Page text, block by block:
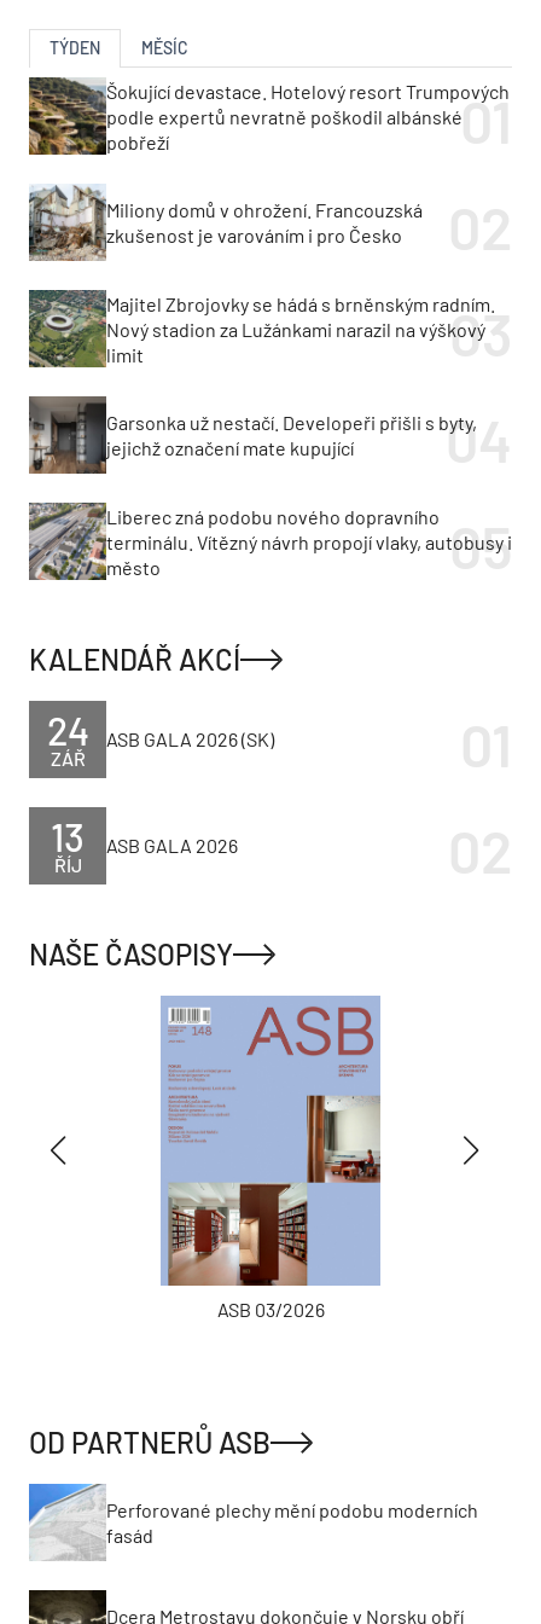
TÝDEN MĚSÍC
Šokující devastace. Hotelový resort Trumpových
podle expertů nevratně poškodil albánské
pobřeží
Miliony domů v ohrožení. Francouzská
zkušenost je varováním i pro Česko
Majitel Zbrojovky se hádá s brněnským radním.
Nový stadion za Lužánkami narazil na výškový
limit
Garsonka už nestačí. Developeři přišli s byty,
jejichž označení mate kupující
Liberec zná podobu nového dopravního
terminálu. Vítězný návrh propojí vlaky, autobusy i
město
KALENDÁŘ AKCÍ
ZÁŘ
24 ASB GALA 2026 (SK)
ŘÍJ
13 ASB GALA 2026
NAŠE ČASOPISY
ASB 03/2026
OD PARTNERŮ ASB
Perforované plechy mění podobu moderních
fasád
Dcera Metrostavu dokončuje v Norsku obří